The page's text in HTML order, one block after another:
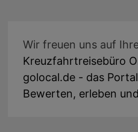
Wir freuen uns auf
Kreuzfahrtreisebüro
golocal.de - das
Bewerten, erleben